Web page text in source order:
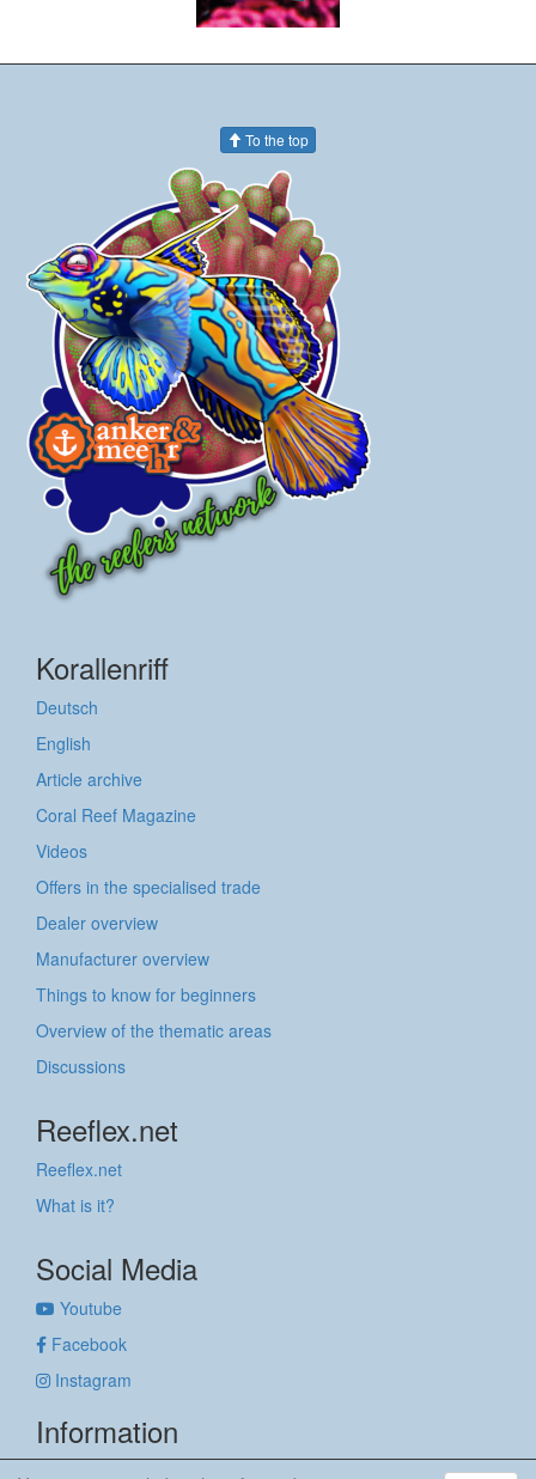
To the top
Korallenriff
Deutsch
English
Article archive
Coral Reef Magazine
Videos
Offers in the specialised trade
Dealer overview
Manufacturer overview
Things to know for beginners
Overview of the thematic areas
Discussions
Reeflex.net
Reeflex.net
What is it?
Social Media
Youtube
Facebook
Instagram
Information